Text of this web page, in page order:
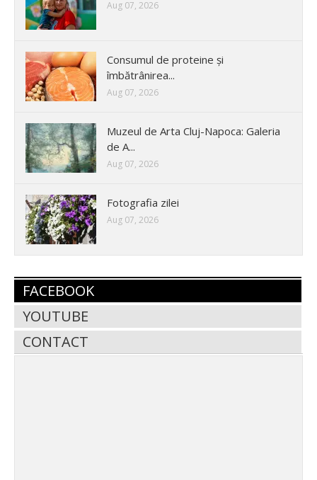
Aug 07, 2026
Consumul de proteine și
îmbătrânirea...
Aug 07, 2026
Muzeul de Arta Cluj-Napoca: Galeria
de A...
Aug 07, 2026
Fotografia zilei
Aug 07, 2026
FACEBOOK
YOUTUBE
CONTACT